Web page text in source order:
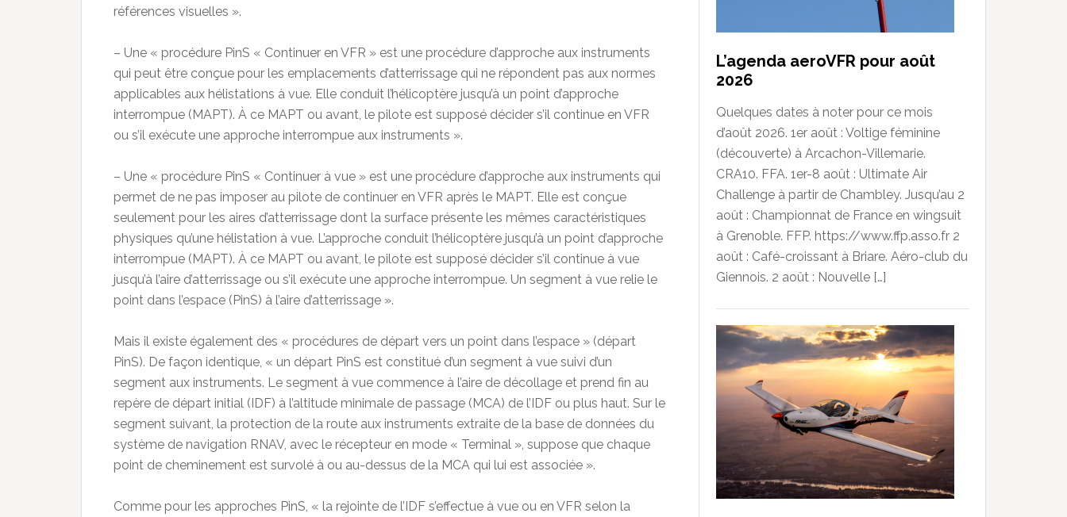
références visuelles ».
– Une « procédure PinS « Continuer en VFR » est une procédure d’approche aux instruments
qui peut être conçue pour les emplacements d’atterrissage qui ne répondent pas aux normes
applicables aux hélistations à vue. Elle conduit l’hélicoptère jusqu’à un point d’approche
interrompue (MAPT). À ce MAPT ou avant, le pilote est supposé décider s’il continue en VFR
ou s’il exécute une approche interrompue aux instruments ».
– Une « procédure PinS « Continuer à vue » est une procédure d’approche aux instruments qui
permet de ne pas imposer au pilote de continuer en VFR après le MAPT. Elle est conçue
seulement pour les aires d’atterrissage dont la surface présente les mêmes caractéristiques
physiques qu’une hélistation à vue. L’approche conduit l’hélicoptère jusqu’à un point d’approche
interrompue (MAPT). À ce MAPT ou avant, le pilote est supposé décider s’il continue à vue
jusqu’à l’aire d’atterrissage ou s’il exécute une approche interrompue. Un segment à vue relie le
point dans l’espace (PinS) à l’aire d’atterrissage ».
Mais il existe également des « procédures de départ vers un point dans l’espace » (départ
PinS). De façon identique, « un départ PinS est constitué d’un segment à vue suivi d’un
segment aux instruments. Le segment à vue commence à l’aire de décollage et prend fin au
repère de départ initial (IDF) à l’altitude minimale de passage (MCA) de l’IDF ou plus haut. Sur le
segment suivant, la protection de la route aux instruments extraite de la base de données du
système de navigation RNAV, avec le récepteur en mode « Terminal », suppose que chaque
point de cheminement est survolé à ou au-dessus de la MCA qui lui est associée ».
Comme pour les approches PinS, « la rejointe de l’IDF s’effectue à vue ou en VFR selon la
L’agenda aeroVFR pour août
2026
Quelques dates à noter pour ce mois
d’août 2026. 1er août : Voltige féminine
(découverte) à Arcachon-Villemarie.
CRA10. FFA. 1er-8 août : Ultimate Air
Challenge à partir de Chambley. Jusqu’au 2
août : Championnat de France en wingsuit
à Grenoble. FFP. https://www.ffp.asso.fr 2
août : Café-croissant à Briare. Aéro-club du
Giennois. 2 août : Nouvelle […]